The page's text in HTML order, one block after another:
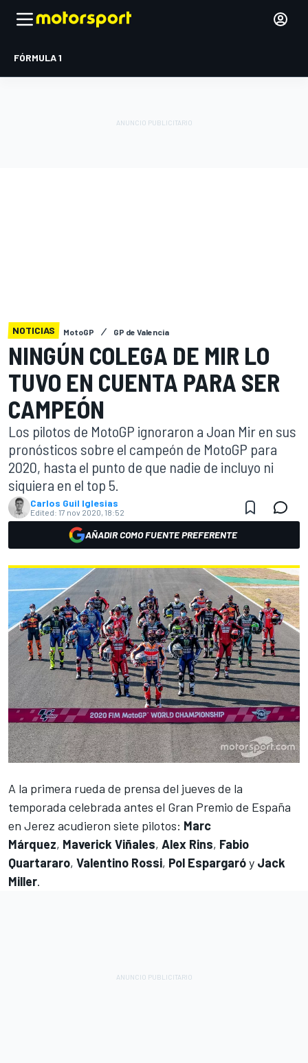
FÓRMULA 1
NOTICIAS MotoGP GP de Valencia
NINGÚN COLEGA DE MIR LO
TUVO EN CUENTA PARA SER
CAMPEÓN
Los pilotos de MotoGP ignoraron a Joan Mir en sus
pronósticos sobre el campeón de MotoGP para
2020, hasta el punto de que nadie de incluyo ni
siquiera en el top 5.
Carlos Guil Iglesias
Edited: 17 nov 2020, 18:52
AÑADIR COMO FUENTE PREFERENTE
A la primera rueda de prensa del jueves de la
temporada celebrada antes el Gran Premio de España
en Jerez acudieron siete pilotos: Marc
Márquez, Maverick Viñales, Alex Rins, Fabio
Quartararo, Valentino Rossi, Pol Espargaróy Jack
Miller.